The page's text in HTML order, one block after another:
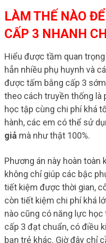
LÀM THẾ NÀO
CẤP 3 NHANH
Hiểu được tầm quan
hẳn nhiều phụ huynh và
được tấm bằng cấp 3
theo cách truyền thống là
học tập cùng chi phí khá
hành, các em có thể sử
giả mà như thật 100%.
Phương án này hoàn toàn
không chỉ giúp các bậc
tiết kiệm được thời gian,
còn tiết kiệm chi phí khá
nào cũng có năng lực
cấp 3 đạt chuẩn, có điều
bạn trẻ khác. Giờ đây chỉ